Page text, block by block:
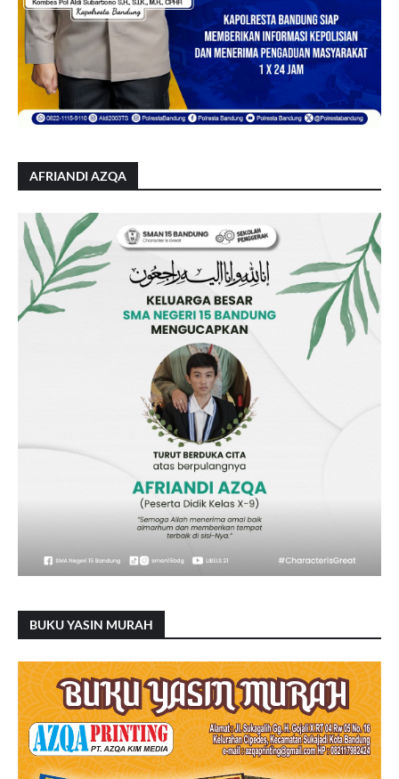
AFRIANDI AZQA
BUKU YASIN MURAH